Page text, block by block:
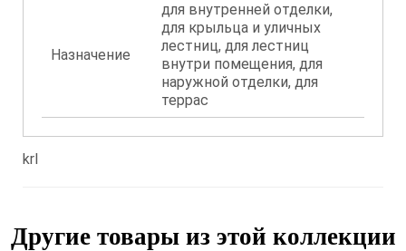
Назначение
для внутренней отделки,
для крыльца и уличных
лестниц, для лестниц
внутри помещения, для
наружной отделки, для
террас
krl
Другие товары из этой коллекции